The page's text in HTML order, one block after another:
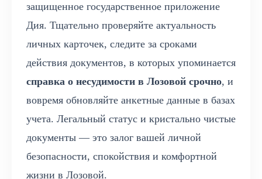
защищенное государственное приложение
Дия. Тщательно проверяйте актуальность
личных карточек, следите за сроками
действия документов, в которых упоминается
справка о несудимости в Лозовой срочно, и
вовремя обновляйте анкетные данные в базах
учета. Легальный статус и кристально чистые
документы — это залог вашей личной
безопасности, спокойствия и комфортной
жизни в Лозовой.